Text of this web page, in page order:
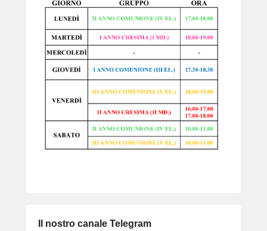
Il nostro canale Telegram